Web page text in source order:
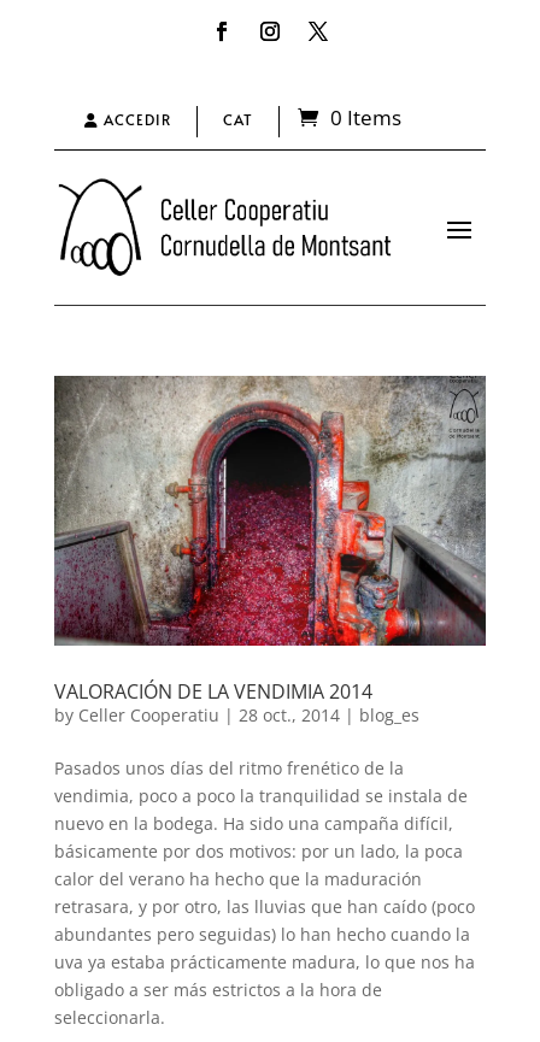
ACCEDIR CAT 0 Items
VALORACIÓN DE LA VENDIMIA 2014
by Celler Cooperatiu | 28 oct., 2014| blog_es
Pasados ​​unos días del ritmo frenético de la
vendimia, poco a poco la tranquilidad se instala de
nuevo en la bodega. Ha sido una campaña difícil,
básicamente por dos motivos: por un lado, la poca
calor del verano ha hecho que la maduración
retrasara, y por otro, las lluvias que han caído (poco
abundantes pero seguidas) lo han hecho cuando la
uva ya estaba prácticamente madura, lo que nos ha
obligado a ser más estrictos a la hora de
seleccionarla.